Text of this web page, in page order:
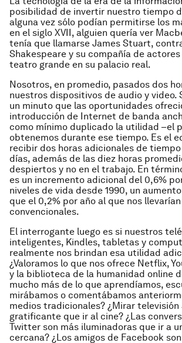
posibilidad de invertir nuestro tiempo
alguna vez sólo podían permitirse los
en el siglo XVII, alguien quería ver
tenía que llamarse James Stuart,
Shakespeare y su compañía de
teatro grande en su palacio real.
Nosotros, en promedio, pasados dos
nuestros dispositivos de audio y video.
un minuto que las oportunidades
introducción de Internet de banda
como mínimo duplicado la utilidad –el
obtenemos durante ese tiempo. Es el
recibir dos horas adicionales de
días, además de las diez horas
despiertos y no en el trabajo. En
es un incremento adicional del 0,6%
niveles de vida desde 1990, un
que el 0,2% por año al que nos
convencionales.
El interrogante luego es si nuestros
inteligentes, Kindles, tabletas y
realmente nos brindan esa utilidad
¿Valoramos lo que nos ofrece Netflix,
y la biblioteca de la humanidad online
mucho más de lo que aprendíamos,
mirábamos o comentábamos
medios tradicionales? ¿Mirar televisión
gratificante que ir al cine? ¿Las
Twitter son más iluminadoras que ir a
cercana? ¿Los amigos de Facebook